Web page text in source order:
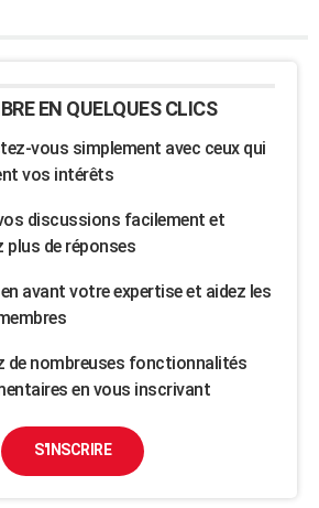
EN QUELQUES CLICS
vous simplement avec ceux qui
vos intérêts
discussions facilement et
plus de réponses
avant votre expertise et aidez les
de nombreuses fonctionnalités
en vous inscrivant
S'INSCRIRE